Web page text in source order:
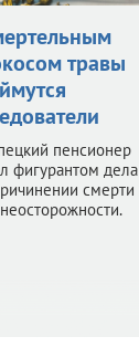
травы
пенсионер
фигурантом дела
смерти